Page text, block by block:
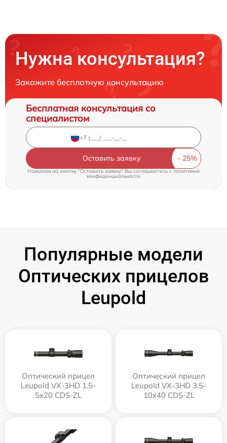
Нужна консультация?
Закажите бесплатную консультацию
Бесплатная консультация со
специалистом
Оставить заявку
Нажимая на кнопку "Оставить заявку" Вы соглашаетесь c политикой
конфиденциальности
Популярные модели
Оптических прицелов
Leupold
Оптический прицел
Leupold VX-3HD 1.5-
5x20 CDS-ZL
Оптический прицел
Leupold VX-3HD 3.5-
10x40 CDS-ZL